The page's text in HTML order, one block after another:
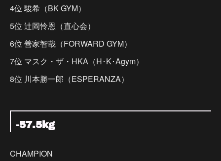
4位 駿希（BK GYM）
5位 辻岡怜恩（直心会）
6位 善家智哉（FORWARD GYM）
7位 マスク・ザ・HKA（H･K･Agym）
8位 川本勝一郎（ESPERANZA）
-57.5kg
CHAMPION